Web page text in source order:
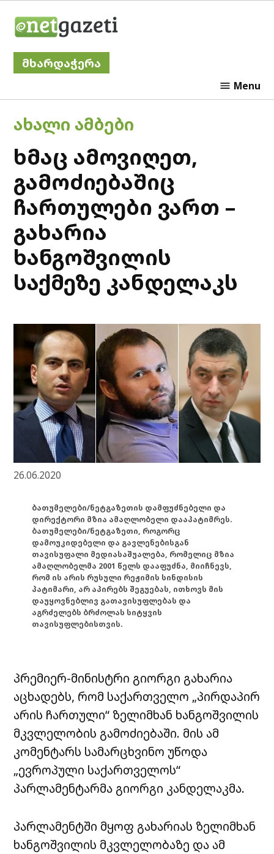
მხარდაჭერა
Menu
POSTED
IN
ᲐᲮᲐᲚᲘ ᲐᲛᲑᲔᲑᲘ
ხმაც ამოვიღეთ,
გამოძიებაშიც
ჩართულები ვართ –
გახარია
ხანგოშვილის
საქმეზე კანდელაკს
26.06.2020
ბათუმელები/ნეტგაზეთის დამფუძნებელი და
დირექტორი მზია ამაღლობელი დააპატიმრეს.
ბათუმელები/ნეტგაზეთი, როგორც
დამოუკიდებელი და გავლენებისგან
თავისუფალი მედიასაშუალება, რომელიც მზია
ამაღლობელმა 2001 წელს დააფუძნა, მიიჩნევს,
რომ ის არის რუსული რეჟიმის სინდისის
პატიმარი, არ აპირებს შეგუებას, ითხოვს მის
დაუყოვნებლივ გათავისუფლებას და
აგრძელებს ბრძოლას სიტყვის
თავისუფლებისთვის.
პრემიერ-მინისტრი გიორგი გახარია
აცხადებს, რომ საქართველო „პირდაპირ
არის ჩართული“ ზელიმხან ხანგოშვილის
მკვლელობის გამოძიებაში. მის ამ
კომენტარს სამარცხვინო უწოდა
„ევროპული საქართველოს“
პარლამენტარმა გიორგი კანდელაკმა.
პარლამენტში მყოფ გახარიას ზელიმხან
ხანგოშვილის მკვლელობაზე და ამ